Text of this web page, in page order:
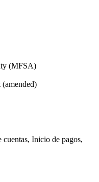
(MFSA)
Inicio de pagos,